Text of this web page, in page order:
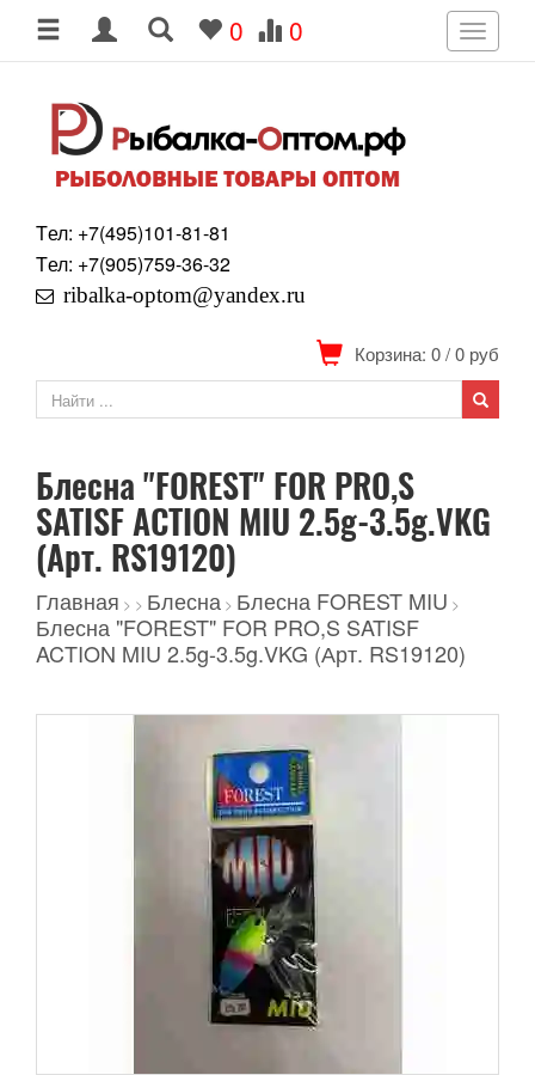
0 0
Toggle
Tел: +7(495)101-81-81
Tел: +7(905)759-36-32
ribalka-optom@yandex.ru
Корзина: 0/0 руб
Блесна "FOREST" FOR PRO,S
SATISF ACTION MIU 2.5g-3.5g.VKG
(Арт. RS19120)
Главная > > Блесна > Блесна FOREST MIU >
Блесна "FOREST" FOR PRO,S SATISF
ACTION MIU 2.5g-3.5g.VKG (Арт. RS19120)